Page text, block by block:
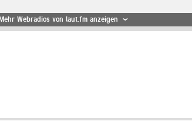
Mehr Webradios von laut.fm anzeigen